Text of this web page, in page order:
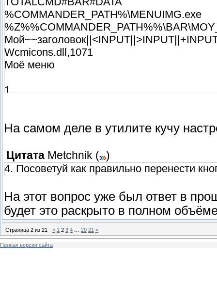
%COMMANDER_PATH%\MENUIMG.exe
Wcmicons.dll,1071
Моё меню
1
На самом деле в утилите кучу
Цитата Metchnik (
)
4. Посоветуй как правильно перенести
На этот вопрос уже был ответ в
будет это раскрыто в полном
Страница 2 из 21 « 1 2 3 4 20 21 »
Полная версия сайта